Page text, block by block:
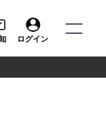
ログイン